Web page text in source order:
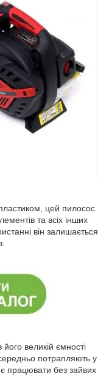
цей пилосос
та всіх інших
він залишається
великій ємності
потрапляють у
працювати без зайвих